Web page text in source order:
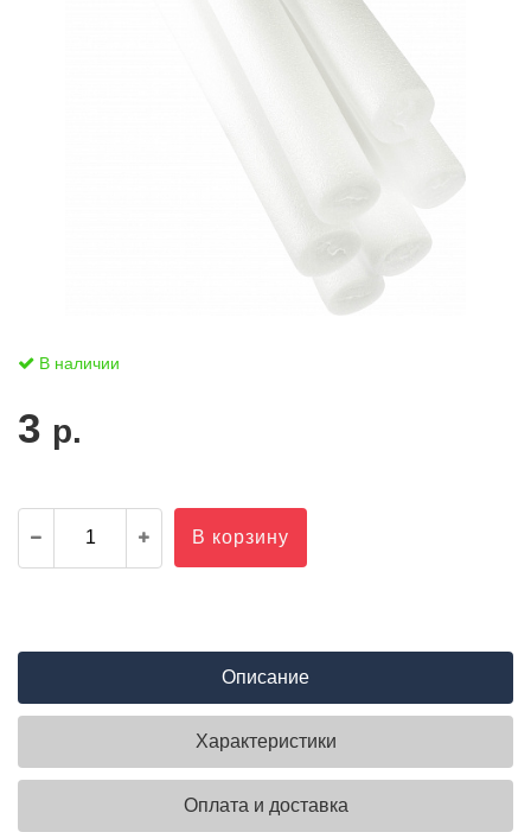
В наличии
3 р.
В корзину
Описание
Характеристики
Оплата и доставка